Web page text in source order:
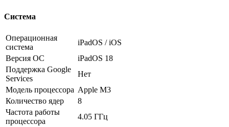
Система
Операционная
система
iPadOS / iOS
Версия ОС
iPadOS 18
Поддержка Google
Services
Нет
Модель процессора Apple M3
Количество ядер
8
Частота работы
процессора
4.05 ГГц